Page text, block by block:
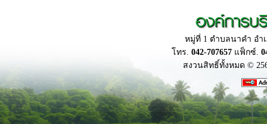
องค์การบ
หมู่ที่ 1 ตำบลนาคำ อำ
โทร. 042-707657 แฟ็กซ์.
สงวนสิทธิ์ทั้งหมด ©